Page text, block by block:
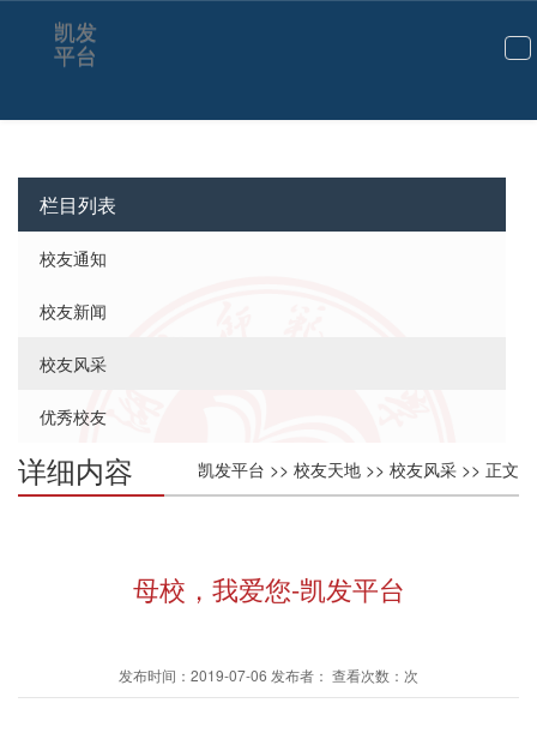
切
航
凯发
平台
栏目列表
校友通知
校友新闻
校友风采
优秀校友
凯发平台 >> 校友天地 >> 校友风采 >> 正文
详细内容
母校，我爱您-凯发平台
发布时间：2019-07-06 发布者： 查看次数：次